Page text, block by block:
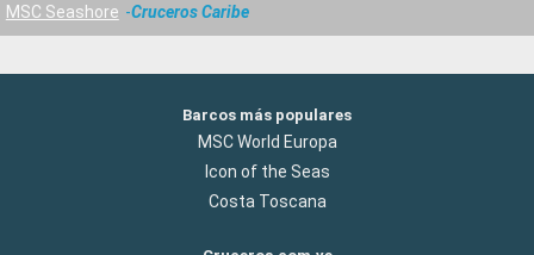
MSC Seashore
Cruceros Caribe
Barcos más populares
MSC World Europa
Icon of the Seas
Costa Toscana